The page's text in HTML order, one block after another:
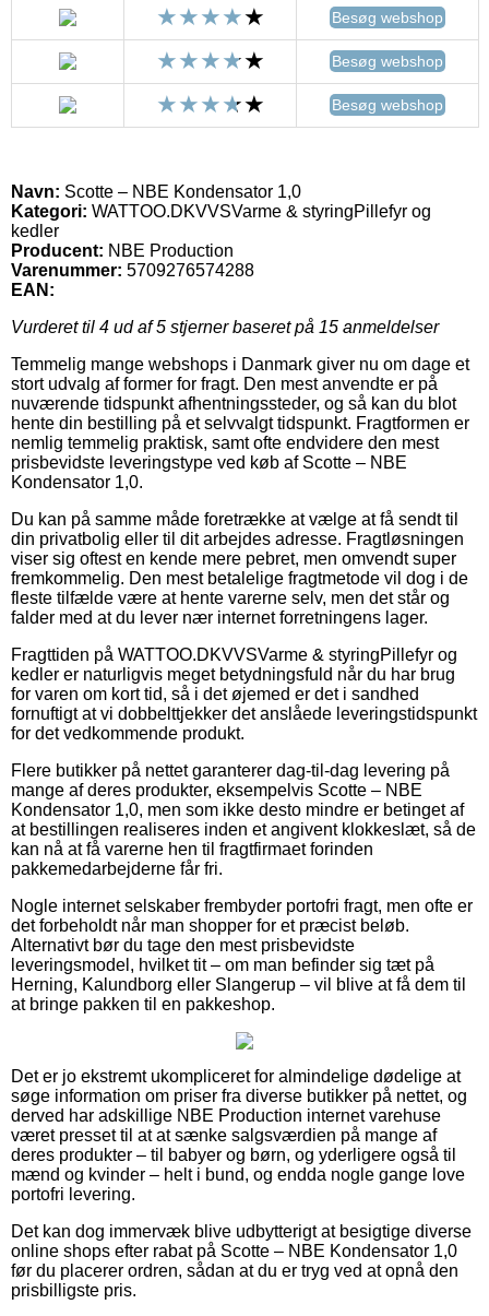
Besøg webshop
Besøg webshop
Besøg webshop
Navn: Scotte – NBE Kondensator 1,0
Kategori: WATTOO.DKVVSVarme & styringPillefyr og
kedler
Producent: NBE Production
Varenummer: 5709276574288
EAN:
Vurderet til 4 ud af 5 stjerner baseret på 15 anmeldelser
Temmelig mange webshops i Danmark giver nu om dage et
stort udvalg af former for fragt. Den mest anvendte er på
nuværende tidspunkt afhentningssteder, og så kan du blot
hente din bestilling på et selvvalgt tidspunkt. Fragtformen er
nemlig temmelig praktisk, samt ofte endvidere den mest
prisbevidste leveringstype ved køb af Scotte – NBE
Kondensator 1,0.
Du kan på samme måde foretrække at vælge at få sendt til
din privatbolig eller til dit arbejdes adresse. Fragtløsningen
viser sig oftest en kende mere pebret, men omvendt super
fremkommelig. Den mest betalelige fragtmetode vil dog i de
fleste tilfælde være at hente varerne selv, men det står og
falder med at du lever nær internet forretningens lager.
Fragttiden på WATTOO.DKVVSVarme & styringPillefyr og
kedler er naturligvis meget betydningsfuld når du har brug
for varen om kort tid, så i det øjemed er det i sandhed
fornuftigt at vi dobbelttjekker det anslåede leveringstidspunkt
for det vedkommende produkt.
Flere butikker på nettet garanterer dag-til-dag levering på
mange af deres produkter, eksempelvis Scotte – NBE
Kondensator 1,0, men som ikke desto mindre er betinget af
at bestillingen realiseres inden et angivent klokkeslæt, så de
kan nå at få varerne hen til fragtfirmaet forinden
pakkemedarbejderne får fri.
Nogle internet selskaber frembyder portofri fragt, men ofte er
det forbeholdt når man shopper for et præcist beløb.
Alternativt bør du tage den mest prisbevidste
leveringsmodel, hvilket tit – om man befinder sig tæt på
Herning, Kalundborg eller Slangerup – vil blive at få dem til
at bringe pakken til en pakkeshop.
Det er jo ekstremt ukompliceret for almindelige dødelige at
søge information om priser fra diverse butikker på nettet, og
derved har adskillige NBE Production internet varehuse
været presset til at at sænke salgsværdien på mange af
deres produkter – til babyer og børn, og yderligere også til
mænd og kvinder – helt i bund, og endda nogle gange love
portofri levering.
Det kan dog immervæk blive udbytterigt at besigtige diverse
online shops efter rabat på Scotte – NBE Kondensator 1,0
før du placerer ordren, sådan at du er tryg ved at opnå den
prisbilligste pris.